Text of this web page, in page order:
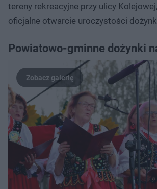
tereny rekreacyjne przy ulicy
oficjalne otwarcie uroczystości
Powiatowo-gminne dożynki